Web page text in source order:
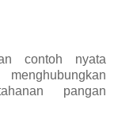
contoh nyata
pangan